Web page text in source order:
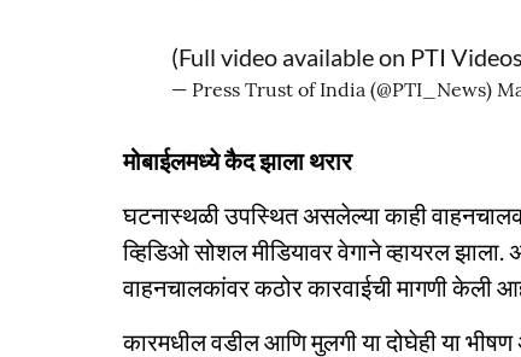
(Full video available on PTI
— Press Trust of India (@PTI_News)
मोबाईलमध्ये कैद झाला थरार
घटनास्थळी उपस्थित असलेल्या काही
व्हिडिओ सोशल मीडियावर वेगाने व्हायरल
वाहनचालकांवर कठोर कारवाईची मागणी केली
कारमधील वडील आणि मुलगी या दोघेही या